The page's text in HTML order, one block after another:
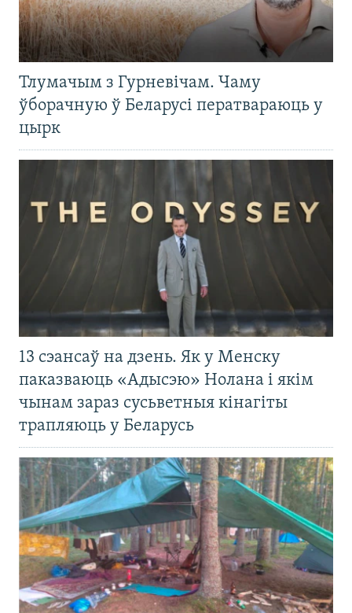
Тлумачым з Гурневічам. Чаму
ўборачную ў Беларусі ператвараюць у
цырк
13 сэансаў на дзень. Як у Менску
паказваюць «Адысэю» Нолана і якім
чынам зараз сусьветныя кінагіты
трапляюць у Беларусь